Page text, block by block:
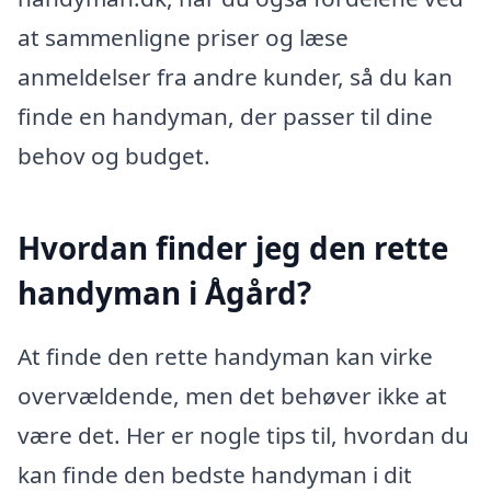
at sammenligne priser og læse
anmeldelser fra andre kunder, så du kan
finde en handyman, der passer til dine
behov og budget.
Hvordan finder jeg den rette
handyman i Ågård?
At finde den rette handyman kan virke
overvældende, men det behøver ikke at
være det. Her er nogle tips til, hvordan du
kan finde den bedste handyman i dit